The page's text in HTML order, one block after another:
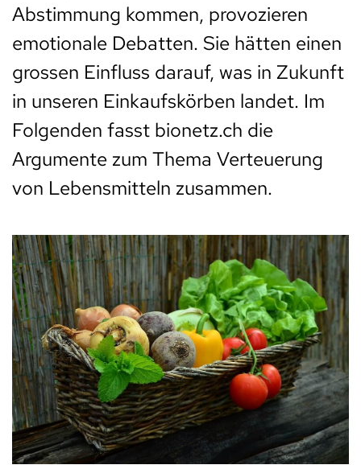
Abstimmung kommen, provozieren
emotionale Debatten. Sie hätten einen
grossen Einfluss darauf, was in Zukunft
in unseren Einkaufskörben landet. Im
Folgenden fasst bionetz.ch die
Argumente zum Thema Verteuerung
von Lebensmitteln zusammen.